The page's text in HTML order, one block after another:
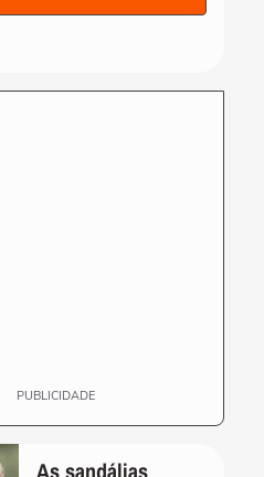
PUBLICIDADE
As sandálias